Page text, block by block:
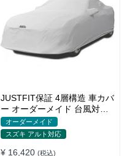
JUSTFIT保証 4層構造 車カバ
ー オーダーメイド 台風対策
裏起毛 防水 車種専用 防風紐
付き
オーダーメイド
スズキ アルト対応
¥ 16,420 (税込)